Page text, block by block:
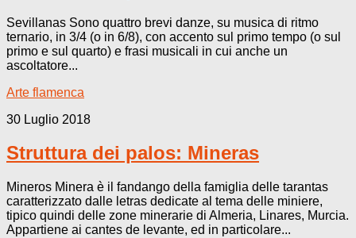
Sevillanas Sono quattro brevi danze, su musica di ritmo
ternario, in 3/4 (o in 6/8), con accento sul primo tempo (o sul
primo e sul quarto) e frasi musicali in cui anche un
ascoltatore...
Arte flamenca
30 Luglio 2018
Struttura dei palos: Mineras
Mineros Minera è il fandango della famiglia delle tarantas
caratterizzato dalle letras dedicate al tema delle miniere,
tipico quindi delle zone minerarie di Almeria, Linares, Murcia.
Appartiene ai cantes de levante, ed in particolare...